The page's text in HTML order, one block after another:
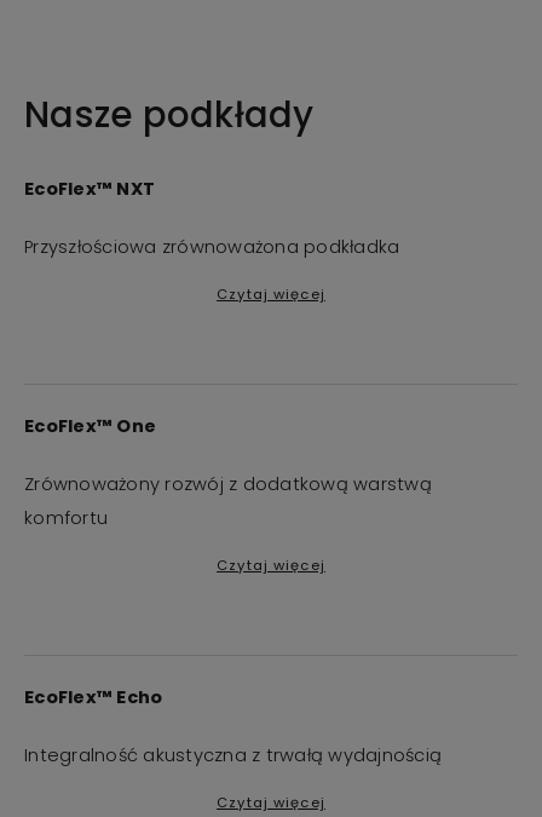
Nasze podkłady
EcoFlex™ NXT
Przyszłościowa zrównoważona podkładka
Czytaj więcej
EcoFlex™ One
Zrównoważony rozwój z dodatkową warstwą
komfortu
Czytaj więcej
EcoFlex™ Echo
Integralność akustyczna z trwałą wydajnością
Czytaj więcej